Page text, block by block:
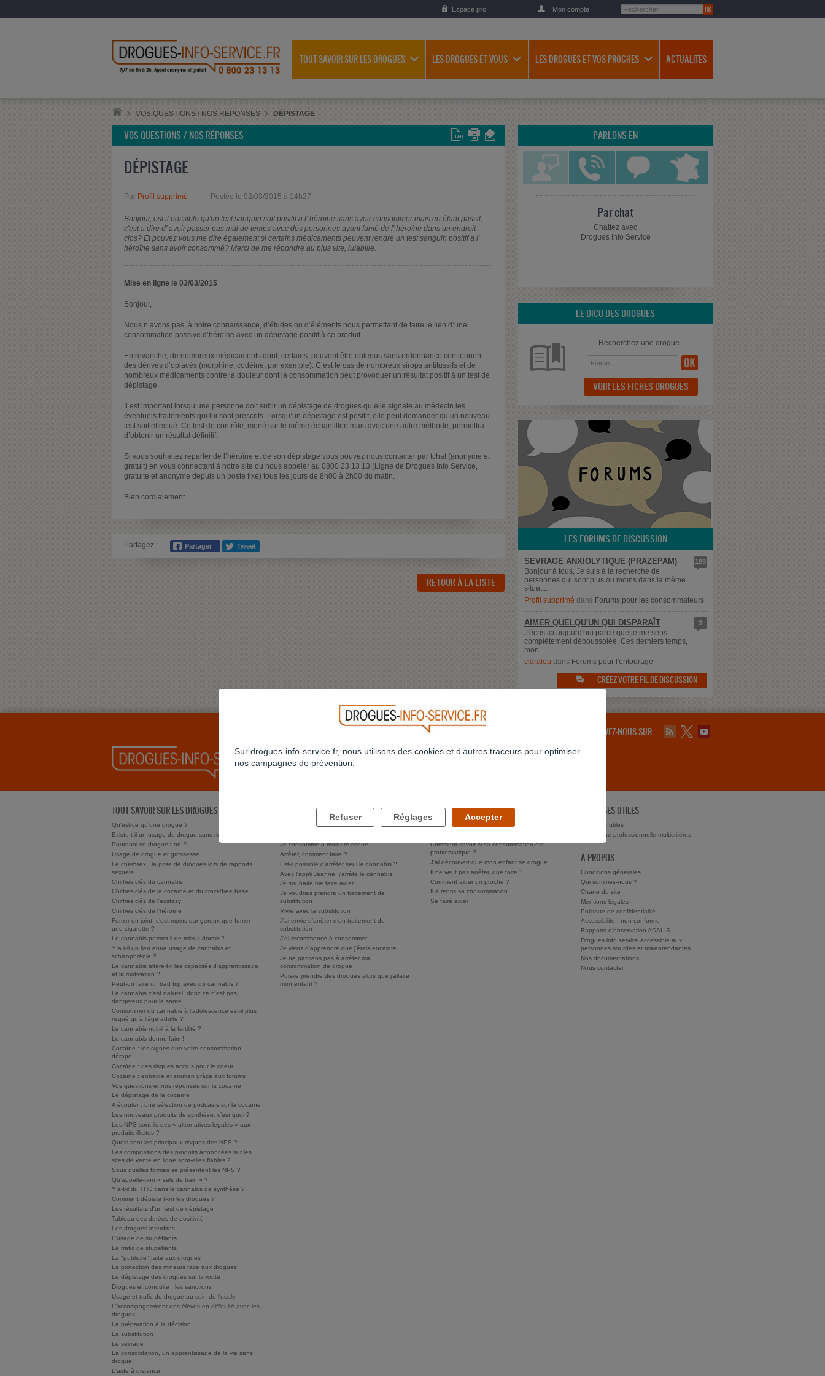
Espace pro Mon compte
TOUT SAVOIR SUR LES DROGUES LES DROGUES ET VOUS LES DROGUES ET VOS PROCHES ACTUALITES
VOS QUESTIONS / NOS RÉPONSES DÉPISTAGE
VOS QUESTIONS / NOS RÉPONSES
DÉPISTAGE
Par Profil supprimé Postée le 02/03/2015 à 14h27
Bonjour, est il possible qu'un test sanguin soit positif a l' héroïne sans avoir consommer mais en étant passif,
c'est a dire d' avoir passer pas mal de temps avec des personnes ayant fumé de l' héroïne dans un endroit
clos? Et pouvez vous me dire également si certains médicaments peuvent rendre un test sanguin positif a l'
héroïne sans avoir consommé? Merci de me répondre au plus vite, lulabille.
Mise en ligne le 03/03/2015
Bonjour,
Nous n’avons pas, à notre connaissance, d’études ou d’éléments nous permettant de faire le lien d’une
consommation passive d’héroïne avec un dépistage positif à ce produit.
En revanche, de nombreux médicaments dont, certains, peuvent être obtenus sans ordonnance contiennent
des dérivés d’opiacés (morphine, codéine, par exemple). C’est le cas de nombreux sirops antitussifs et de
nombreux médicaments contre la douleur dont la consommation peut provoquer un résultat positif à un test de
dépistage.
Il est important lorsqu’une personne doit subir un dépistage de drogues qu’elle signale au médecin les
éventuels traitements qui lui sont prescrits. Lorsqu’un dépistage est positif, elle peut demander qu’un nouveau
test soit effectué. Ce test de contrôle, mené sur le même échantillon mais avec une autre méthode, permettra
d’obtenir un résultat définitif.
Si vous souhaitez reparler de l’héroïne et de son dépistage vous pouvez nous contacter par tchat (anonyme et
gratuit) en vous connectant à notre site ou nous appeler au 0800 23 13 13 (Ligne de Drogues Info Service,
gratuite et anonyme depuis un poste fixe) tous les jours de 8h00 à 2h00 du matin.
Bien cordialement.
Partagez :
RETOUR À LA LISTE
PARLONS-EN
Par chat
Chattez avec
Drogues Info Service
LE DICO DES DROGUES
Recherchez une drogue
VOIR LES FICHES DROGUES
LES FORUMS DE DISCUSSION
189
SEVRAGE ANXIOLYTIQUE (PRAZEPAM)
Bonjour à tous, Je suis à la recherche de
personnes qui sont plus ou moins dans la même
situat...
Profil supprimé dans Forums pour les consommateurs
3
AIMER QUELQU'UN QUI DISPARAÎT
J'écris ici aujourd'hui parce que je me sens
complètement déboussolée. Ces derniers temps,
mon...
claralou dans Forums pour l'entourage
 CRÉEZ VOTRE FIL DE DISCUSSION
SUIVEZ-NOUS SUR :
TOUT SAVOIR SUR LES DROGUES
Qu'est-ce qu'une drogue ?
Existe t-il un usage de drogue sans risque ?
Pourquoi se drogue t-on ?
Usage de drogue et grossesse
Le chemsex : la prise de drogues lors de rapports
sexuels
Chiffres clés du cannabis
Chiffres clés de la cocaïne et du crack/free base
Chiffres clés de l'ecstasy
Chiffres clés de l'héroïne
Fumer un joint, c’est moins dangereux que fumer
une cigarette ?
Le cannabis permet-il de mieux dormir ?
Y a t-il un lien entre usage de cannabis et
schizophrénie ?
Le cannabis altère-t-il les capacités d'apprentissage
et la motivation ?
Peut-on faire un bad trip avec du cannabis ?
Le cannabis c'est naturel, donc ce n'est pas
dangereux pour la santé
Consommer du cannabis à l’adolescence est-il plus
risqué qu’à l’âge adulte ?
Le cannabis nuit-il à la fertilité ?
Le cannabis donne faim !
Cocaïne : les signes que votre consommation
dérape
Cocaïne : des risques accrus pour le coeur
Cocaïne : entraide et soutien grâce aux forums
Vos questions et nos réponses sur la cocaïne
Le dépistage de la cocaïne
A écouter : une sélection de podcasts sur la cocaïne
Les nouveaux produits de synthèse, c’est quoi ?
Les NPS sont-ils des « alternatives légales » aux
produits illicites ?
Quels sont les principaux risques des NPS ?
Les compositions des produits annoncées sur les
sites de vente en ligne sont-elles fiables ?
Sous quelles formes se présentent les NPS ?
Qu’appelle-t-on « sels de bain » ?
Y’a-t-il du THC dans le cannabis de synthèse ?
Comment dépiste t-on les drogues ?
Les résultats d'un test de dépistage
Tableau des durées de positivité
Les drogues interdites
L'usage de stupéfiants
Le trafic de stupéfiants
La "publicité" faite aux drogues
La protection des mineurs face aux drogues
Le dépistage des drogues sur la route
Drogues et conduite : les sanctions
Usage et trafic de drogue au sein de l'école
L'accompagnement des élèves en difficulté avec les
drogues
La préparation à la décision
La substitution
Le sevrage
La consolidation, un apprentissage de la vie sans
drogue
L'aide à distance
LES DROGUES ET VOUS
Comment savoir si j'ai un problème ?
Je consomme à moindre risque
Arrêter, comment faire ?
Est-il possible d'arrêter seul le cannabis ?
Avec l'appli Jeanne, j'arrête le cannabis !
Je souhaite me faire aider
Je voudrais prendre un traitement de
substitution
Vivre avec la substitution
J'ai envie d'arrêter mon traitement de
substitution
J'ai recommencé à consommer
Je viens d'apprendre que j'étais enceinte
Je ne parviens pas à arrêter ma
consommation de drogue
Puis-je prendre des drogues alors que j'allaite
mon enfant ?
LES DROGUES ET VOS PROCHES
Comment parler des drogues à mes enfants ?
Comment savoir si sa consommation est
problématique ?
J'ai découvert que mon enfant se drogue
Il ne veut pas arrêter, que faire ?
Comment aider un proche ?
Il a repris sa consommation
Se faire aider
ADRESSES UTILES
Adresses utiles
Recherche professionnelle multicritères
À PROPOS
Conditions générales
Qui sommes-nous ?
Charte du site
Mentions légales
Politique de confidentialité
Accessibilité : non conforme
Rapports d'observation ADALIS
Drogues info service accessible aux
personnes sourdes et malentendantes
Nos documentations
Nous contacter
Sur drogues-info-service.fr, nous utilisons des cookies et d’autres traceurs pour optimiser
nos campagnes de prévention.
Refuser Réglages Accepter